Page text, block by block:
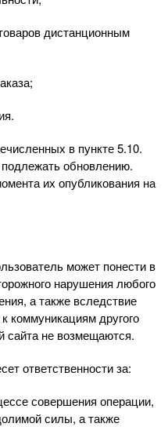
дистанционным
в пункте 5.10.
обновлению.
их опубликования на
может понести в
нарушения любого
а также вследствие
коммуникациям другого
сайта не возмещаются.
ответственности за:
совершения операции,
силы, а также